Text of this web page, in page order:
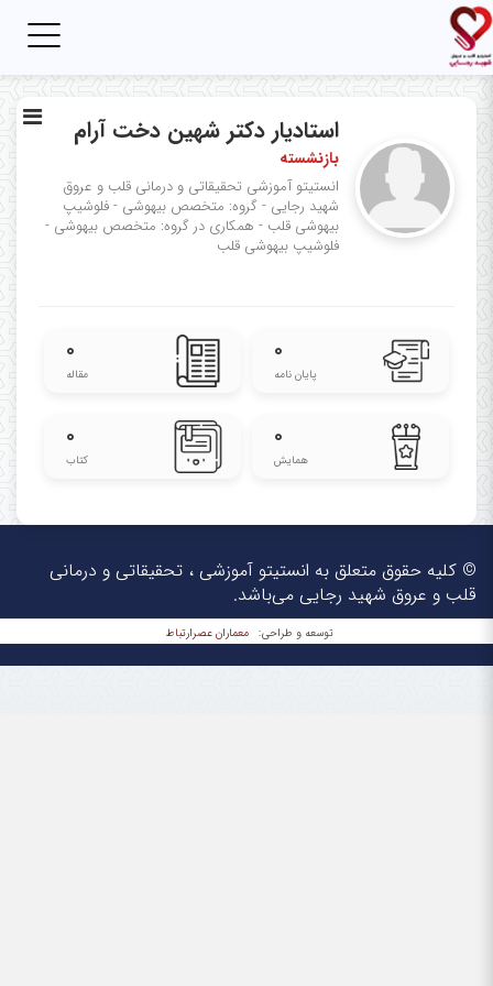
استادیار دکتر شهین دخت آرام
بازنشسته
انستیتو آموزشی تحقیقاتی و درمانی قلب و عروق
شهید رجایی - گروه: متخصص بیهوشی - فلوشیپ
بیهوشی قلب - همکاری در گروه: متخصص بیهوشی -
فلوشیپ بیهوشی قلب
۰
پایان نامه
۰
مقاله
۰
همایش
۰
کتاب
© کلیه حقوق متعلق به انستیتو آموزشی ، تحقیقاتی و درمانی
قلب و عروق شهید رجایی می‌باشد.
توسعه و طراحی: معماران عصر‌ارتباط